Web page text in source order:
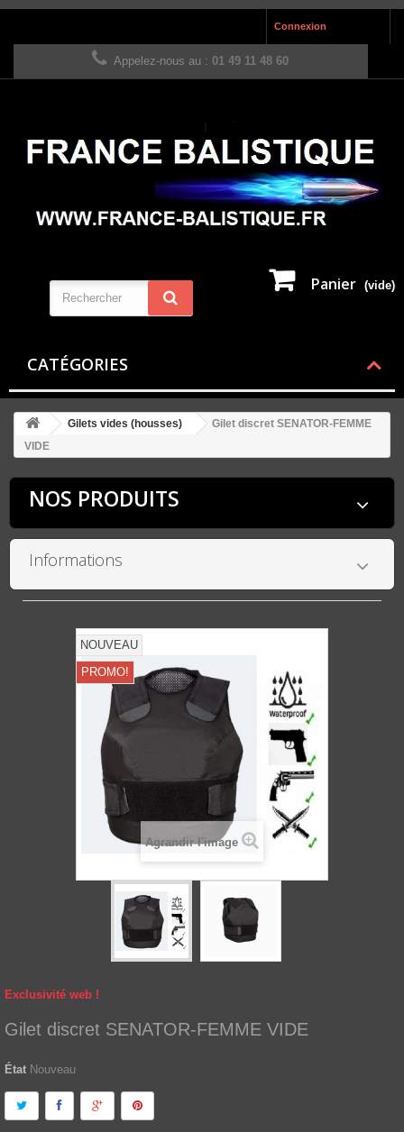
Connexion
Appelez-nous au : 01 49 11 48 60
Panier (vide)
CATÉGORIES
Gilets vides (housses)
Gilet discret SENATOR-FEMME
VIDE
NOS PRODUITS
Informations
NOUVEAU
PROMO!
Agrandir l'image
Exclusivité web !
Gilet discret SENATOR-FEMME VIDE
État Nouveau